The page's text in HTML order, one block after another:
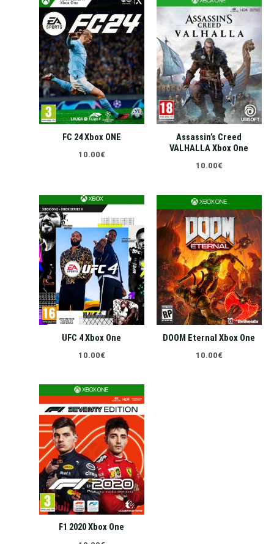
FC 24 Xbox ONE
10.00€
Assassin’s Creed
VALHALLA Xbox One
10.00€
UFC 4 Xbox One
10.00€
DOOM Eternal Xbox One
10.00€
F1 2020 Xbox One